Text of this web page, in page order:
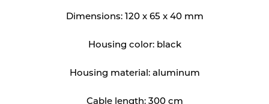
Dimensions: 120 x 65 x 40 mm
Housing color: black
Housing material: aluminum
Cable length: 300 cm